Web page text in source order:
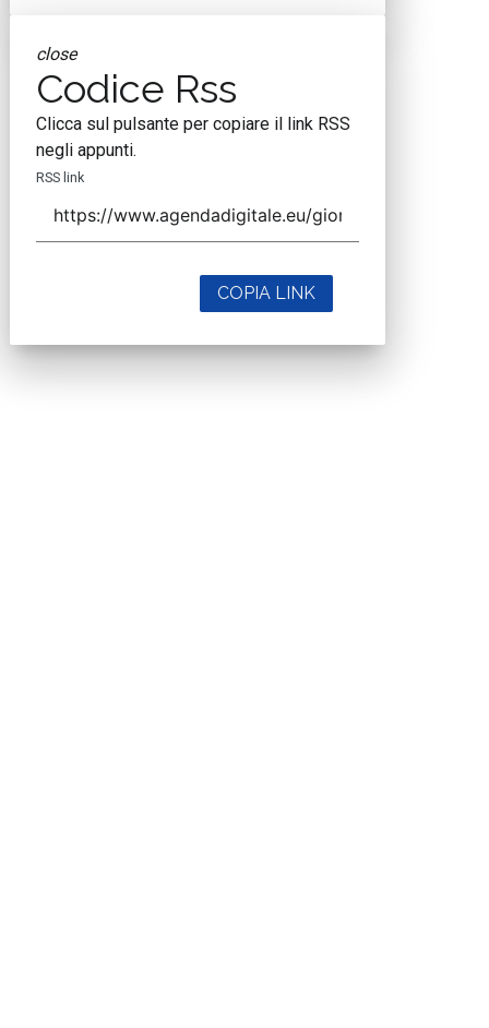
close
Codice Rss
Clicca sul pulsante per copiare il link RSS
negli appunti.
RSS link
COPIA LINK